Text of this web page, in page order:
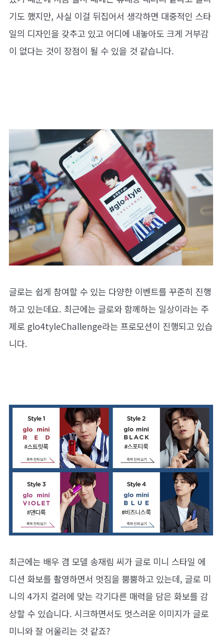
기도 했지만, 사실 이걸 뒤집어서 생각하면 대중적인 스타
일의 디자인을 갖추고 있고 어디에 내놓아도 크게 거부감
이 없다는 것이 장점이 될 수 있을 것 같습니다.
글로는 쉽게 참여할 수 있는 다양한 이벤트를 꾸준히 진행
하고 있는데요. 최근에는 글로와 함께하는 일상이라는 주
제로 glo4tyleChallenge라는 프로모션이 진행되고 있습
니다.
최근에는 배우 겸 모델 송재림 씨가 글로 미니 스타일 에
디션 화보를 촬영하면서 멋짐을 뿜뿜하고 있는데, 글로 미
니의 4가지 컬러에 맞는 각기다른 매력을 담은 화보를 감
상할 수 있습니다. 시크하면서도 멋스러운 이미지가 글로
미니와 잘 어울리는 것 같죠?